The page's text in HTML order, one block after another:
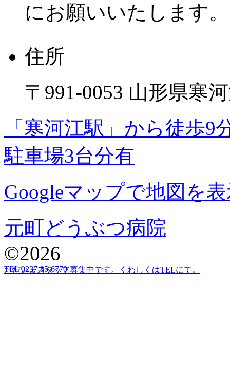
にお願いいたします。
住所
〒991-0053 山形県寒
「寒河江駅」から徒歩
駐車場3台分有
Googleマップで地図を
元町どうぶつ病院
©2026
TEL 0237-85-6770
ただいまスタッフ募集中です。くわしくはTELにて。